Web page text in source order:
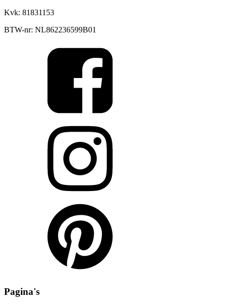
Kvk: 81831153
BTW-nr: NL862236599B01
Pagina's